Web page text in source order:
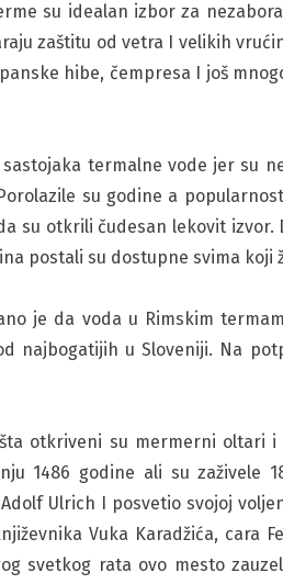
su idealan izbor za
zaštitu od vetra I velikih
hibe, čempresa I još
termalne vode jer su
su godine a
su otkrili čudesan lekovit izvor.
postali su dostupne svima koji
je da voda u Rimskim
najbogatijih u Sloveniji. Na
otkriveni su mermerni oltari i
1486 godine ali su zaživele
Ulrich I posvetio svojoj
Vuka Karadžića, cara
svetkog rata ovo mesto